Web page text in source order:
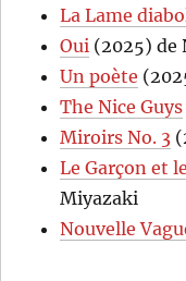
La Lame
Oui (2025) de
Un poète
The Nice Guys
Miroirs No. 3
Le Garçon et
Miyazaki
Nouvelle